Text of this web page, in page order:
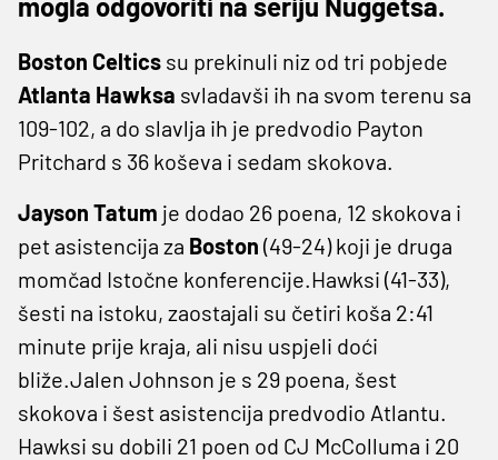
Boston Celtics su prekinuli niz od tri pobjede
Atlanta Hawksa svladavši ih na svom terenu sa
109-102, a do slavlja ih je predvodio Payton
Pritchard s 36 koševa i sedam skokova.
Jayson Tatum je dodao 26 poena, 12 skokova i
pet asistencija za Boston (49-24) koji je druga
momčad Istočne konferencije.Hawksi (41-33),
šesti na istoku, zaostajali su četiri koša 2:41
minute prije kraja, ali nisu uspjeli doći
bliže.Jalen Johnson je s 29 poena, šest
skokova i šest asistencija predvodio Atlantu.
Hawksi su dobili 21 poen od CJ McColluma i 20